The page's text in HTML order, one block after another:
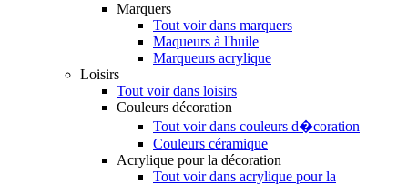
Marquers
Tout voir dans marquers
Maqueurs à l'huile
Marqueurs acrylique
Loisirs
Tout voir dans loisirs
Couleurs décoration
Tout voir dans couleurs d�coration
Couleurs céramique
Acrylique pour la décoration
Tout voir dans acrylique pour la